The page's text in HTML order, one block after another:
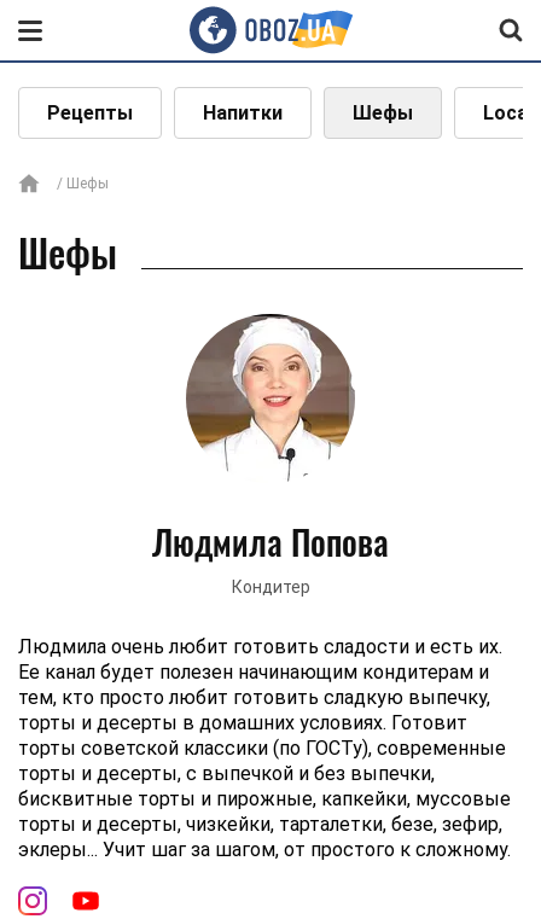
Рецепты Напитки Шефы Local
Шефы
Шефы
Людмила Попова
Кондитер
Людмила очень любит готовить сладости и есть их.
Ее канал будет полезен начинающим кондитерам и
тем, кто просто любит готовить сладкую выпечку,
торты и десерты в домашних условиях. Готовит
торты советской классики (по ГОСТу), современные
торты и десерты, с выпечкой и без выпечки,
бисквитные торты и пирожные, капкейки, муссовые
торты и десерты, чизкейки, тарталетки, безе, зефир,
эклеры... Учит шаг за шагом, от простого к сложному.